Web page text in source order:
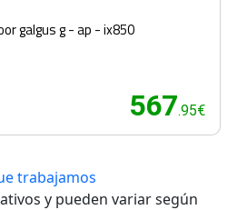
galgus g - ap - ix850
567.95€
trabajamos
y pueden variar según